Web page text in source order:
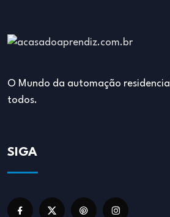
O Mundo da automação
todos.
SIGA